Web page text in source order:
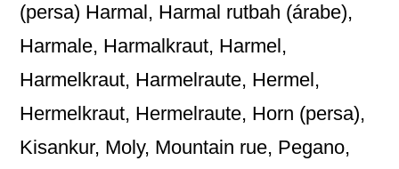
(persa) Harmal, Harmal rutbah (árabe),
Harmale, Harmalkraut, Harmel,
Harmelkraut, Harmelraute, Hermel,
Hermelkraut, Hermelraute, Horn (persa),
Kisankur, Moly, Mountain rue, Pegano,